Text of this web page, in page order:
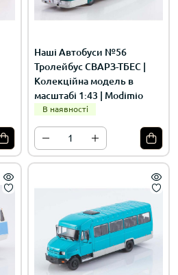
Наші Автобуси №56
Тролейбус СВАРЗ-ТБЕС |
Колекційна модель в
масштабі 1:43 | Modimio
В наявності